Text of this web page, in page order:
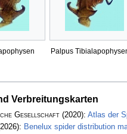
Palpus
Verbreitungskarten
Gesellschaft(2020): Atlas der
Benelux spider distribution